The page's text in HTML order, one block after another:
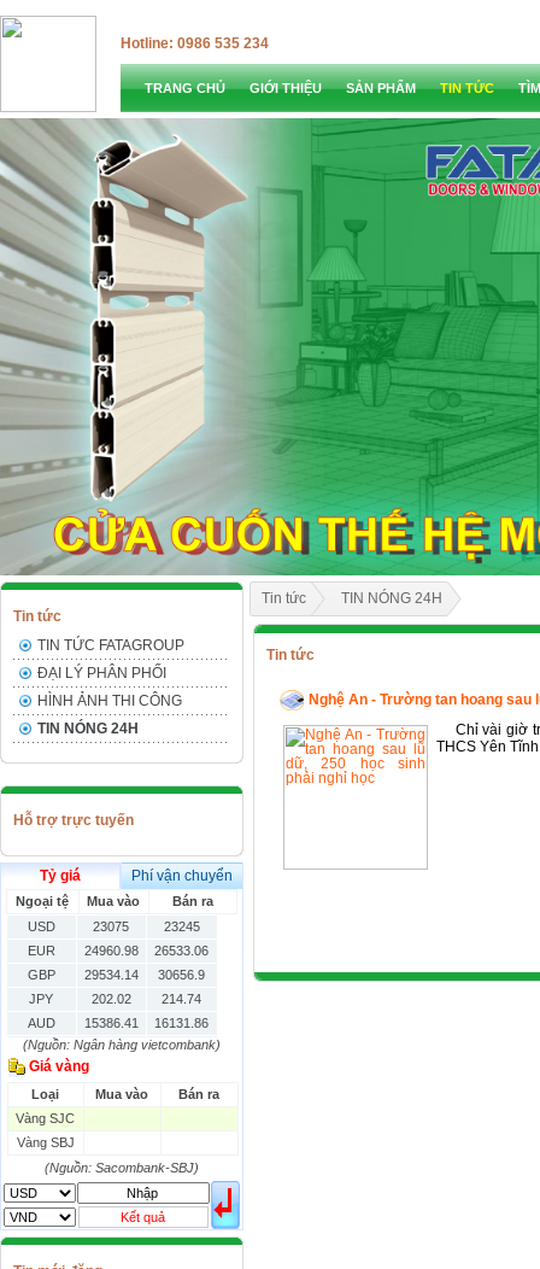
Hotline: 0986 535 234
TRANG CHỦ GIỚI THIỆU SẢN PHẨM TIN TỨC
Tin tức
TIN TỨC FATAGROUP
ĐẠI LÝ PHÂN PHỐI
HÌNH ẢNH THI CÔNG
TIN NÓNG 24H
Hỗ trợ trực tuyến
Tỷ giá Phí vận chuyển
Ngoại tệ Mua vào
Bán ra
USD
23075
23245
EUR
24960.98
26533.06
GBP
29534.14
30656.9
JPY
202.02
214.74
AUD
15386.41
16131.86
HKD
2906.04
3028.6
SGD
16755.29
THB
666.2
786.99
CAD
CHF
DKK
0
3531.88
INR
KRW
18.01
KWD
0
79758.97
MYR
(Nguồn: Ngân hàng vietcombank)
Giá vàng
Loại Mua vào
Bán ra
Vàng SJC
Vàng SBJ
(Nguồn: Sacombank-SBJ)
Kết quả
Tin tức TIN NÓNG 24H
Tin tức
Nghệ An - Trường tan hoang sau
Chỉ vài giờ
THCS Yên